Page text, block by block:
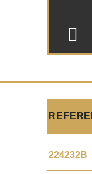
224232B